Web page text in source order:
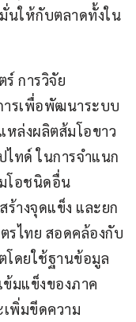
นให้กับตลาดทั้งใน
การวิจัย
ารเพื่อพัฒนาระบบ
ล่งผลิตส้มโอขาว
ทด์ ในการจำแนก
โอชนิดอื่น
ร้างจุดแข็ง และยก
รไทย สอดคล้องกับ
โดยใช้ฐานข้อมูล
ข้มแข็งของภาค
เพิ่มขีดความ